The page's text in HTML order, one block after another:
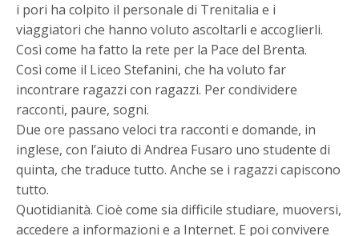
i pori ha colpito il personale di Trenitalia e i
viaggiatori che hanno voluto ascoltarli e accoglierli.
Così come ha fatto la rete per la Pace del Brenta.
Così come il Liceo Stefanini, che ha voluto far
incontrare ragazzi con ragazzi. Per condividere
racconti, paure, sogni.
Due ore passano veloci tra racconti e domande, in
inglese, con l’aiuto di Andrea Fusaro uno studente di
quinta, che traduce tutto. Anche se i ragazzi capiscono
tutto.
Quotidianità. Cioè come sia difficile studiare, muoversi,
accedere a informazioni e a Internet. E poi convivere